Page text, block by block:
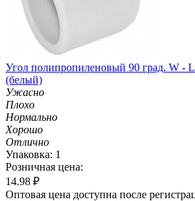
Угол полипропиленовый 90 град. W -
(белый)
Ужасно
Плохо
Нормально
Хорошо
Отлично
Упаковка: 1
Розничная цена:
14.98 ₽
Оптовая цена доступна после